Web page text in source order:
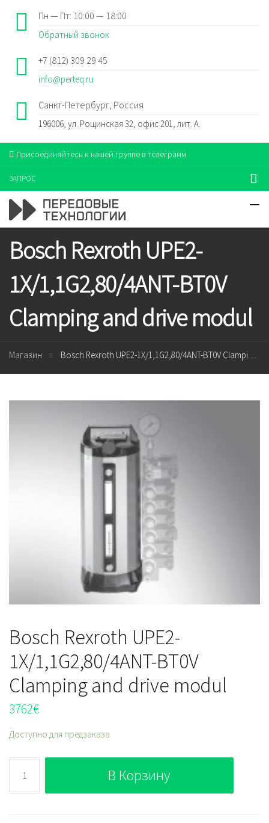
Пн — Пт: 10:00 — 18:00
Обратный звонок
+7 (812) 309 29 45
info@perteq.ru
Санкт-Петербург, Россия
196006, ул. Рощинская 32, офис 201, лит. А.
Присоединяйтесь к нашей группе в телеграмм
ЗАПРОС
Bosch Rexroth UPE2-
1X/1,1G2,80/4ANT-BT0V
Clamping and drive modul
Магазин Bosch Rexroth UPE2-1X/1,1G2,80/4ANT-BT0V Clamping and drive modul
Bosch Rexroth UPE2-
1X/1,1G2,80/4ANT-BT0V
Clamping and drive modul
3762€
Доступно для предзаказа
Bosch
Rexroth
UPE2-
В Корзину